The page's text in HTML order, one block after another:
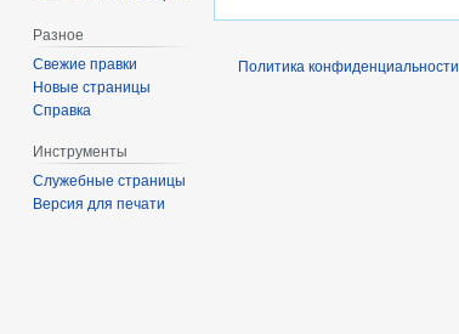
Разное
Свежие правки
Новые страницы
Справка
Инструменты
Служебные страницы
Версия для печати
Политика конфиденциальности